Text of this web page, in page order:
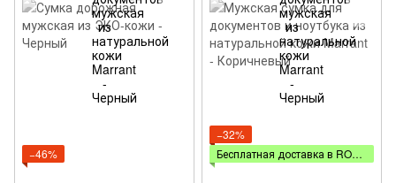
−46%
−32%
Бесплатная доставка в ROZETKA